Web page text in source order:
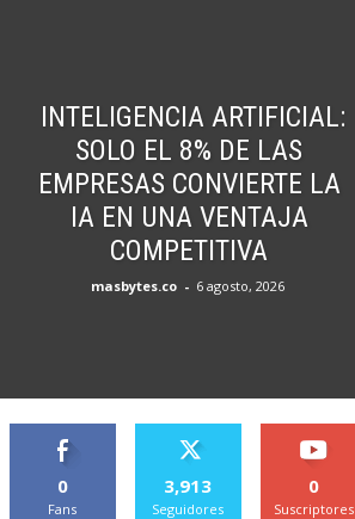
INTELIGENCIA ARTIFICIAL:
SOLO EL 8% DE LAS
EMPRESAS CONVIERTE LA
IA EN UNA VENTAJA
COMPETITIVA
masbytes.co - 6 agosto, 2026
0
Fans
3,913
Seguidores
0
Suscriptores